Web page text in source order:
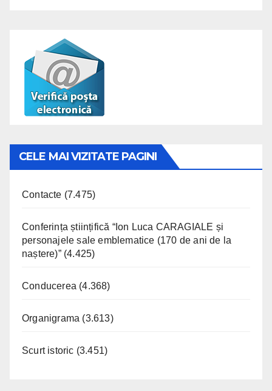
CELE MAI VIZITATE PAGINI
Contacte (7.475)
Conferința științifică “Ion Luca CARAGIALE și
personajele sale emblematice (170 de ani de la
naștere)” (4.425)
Conducerea (4.368)
Organigrama (3.613)
Scurt istoric (3.451)